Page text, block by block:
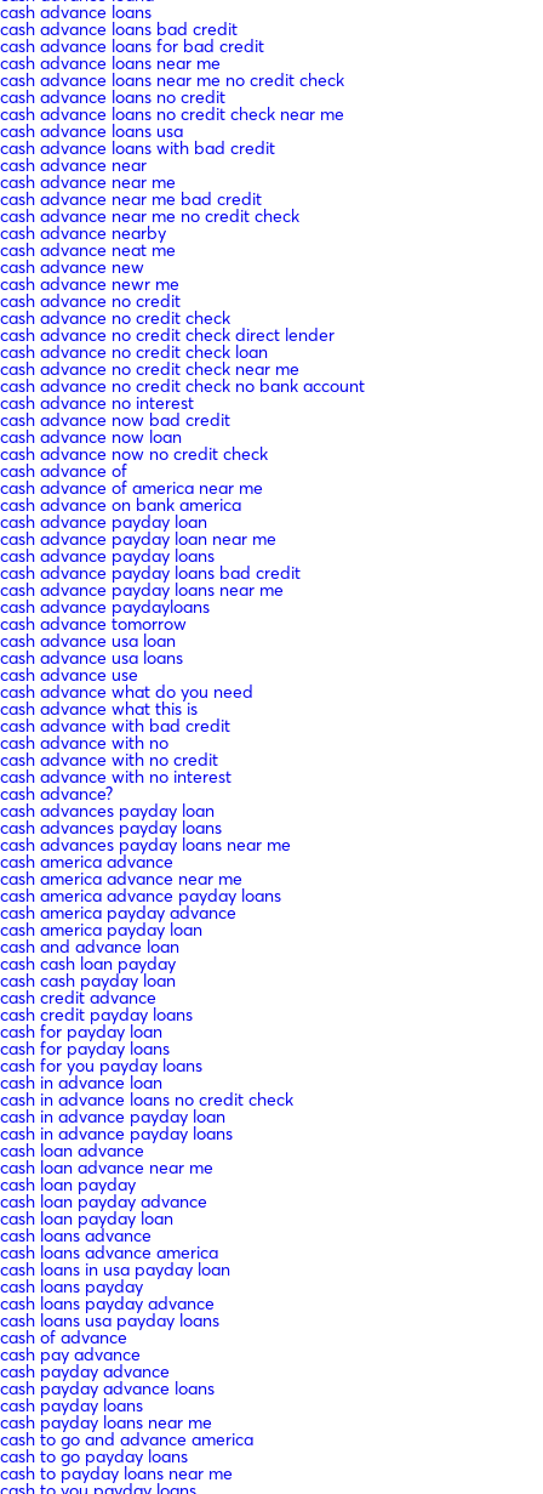
cash advance loans
cash advance loans bad credit
cash advance loans for bad credit
cash advance loans near me
cash advance loans near me no credit check
cash advance loans no credit
cash advance loans no credit check near me
cash advance loans usa
cash advance loans with bad credit
cash advance near
cash advance near me
cash advance near me bad credit
cash advance near me no credit check
cash advance nearby
cash advance neat me
cash advance new
cash advance newr me
cash advance no credit
cash advance no credit check
cash advance no credit check direct lender
cash advance no credit check loan
cash advance no credit check near me
cash advance no credit check no bank account
cash advance no interest
cash advance now bad credit
cash advance now loan
cash advance now no credit check
cash advance of
cash advance of america near me
cash advance on bank america
cash advance payday loan
cash advance payday loan near me
cash advance payday loans
cash advance payday loans bad credit
cash advance payday loans near me
cash advance paydayloans
cash advance tomorrow
cash advance usa loan
cash advance usa loans
cash advance use
cash advance what do you need
cash advance what this is
cash advance with bad credit
cash advance with no
cash advance with no credit
cash advance with no interest
cash advance?
cash advances payday loan
cash advances payday loans
cash advances payday loans near me
cash america advance
cash america advance near me
cash america advance payday loans
cash america payday advance
cash america payday loan
cash and advance loan
cash cash loan payday
cash cash payday loan
cash credit advance
cash credit payday loans
cash for payday loan
cash for payday loans
cash for you payday loans
cash in advance loan
cash in advance loans no credit check
cash in advance payday loan
cash in advance payday loans
cash loan advance
cash loan advance near me
cash loan payday
cash loan payday advance
cash loan payday loan
cash loans advance
cash loans advance america
cash loans in usa payday loan
cash loans payday
cash loans payday advance
cash loans usa payday loans
cash of advance
cash pay advance
cash payday advance
cash payday advance loans
cash payday loans
cash payday loans near me
cash to go and advance america
cash to go payday loans
cash to payday loans near me